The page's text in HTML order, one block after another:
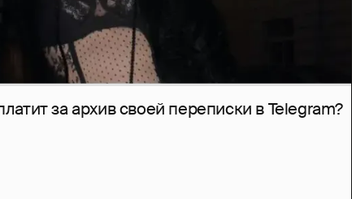
за архив своей перeписки в Telegram?